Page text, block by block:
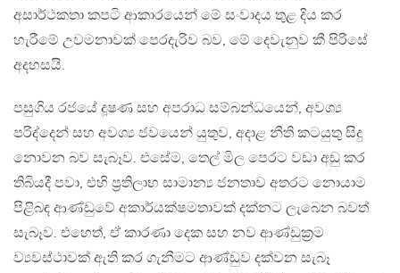
අසාර්ථකතා කපටි ආකාරයෙන් මේ සංවාදය තුළ දිය කර
හැරීමේ උවමනාවක් පෙරදැරිව බව, මේ දෙවැනුව කී පිරිසේ
අදහසයි.
පසුගිය රජයේ දූෂණ සහ අපරාධ සම්බන්ධයෙන්, අවශ්‍ය
පරිද්දෙන් සහ අවශ්‍ය ජවයෙන් යුතුව, අදාළ නීති කටයුතු සිදු
නොවන බව සැබෑව. එසේම, තෙල් මිල පෙරට වඩා අඩු කර
තිබියදී පවා, එහි ප‍්‍රතිලාභ සාමාන්‍ය ජනතාව අතරට නොයාම
පිළිබඳ ආණ්ඩුවේ අකාර්යක්ෂමතාවක් දක්නට ලැබෙන බවත්
සැබෑව. එහෙත්, ඒ කාරණා දෙක සහ නව ආණ්ඩුක‍්‍රම
ව්‍යවස්ථාවක් ඇති කර ගැනීමට ආණ්ඩුව දක්වන සැබෑ